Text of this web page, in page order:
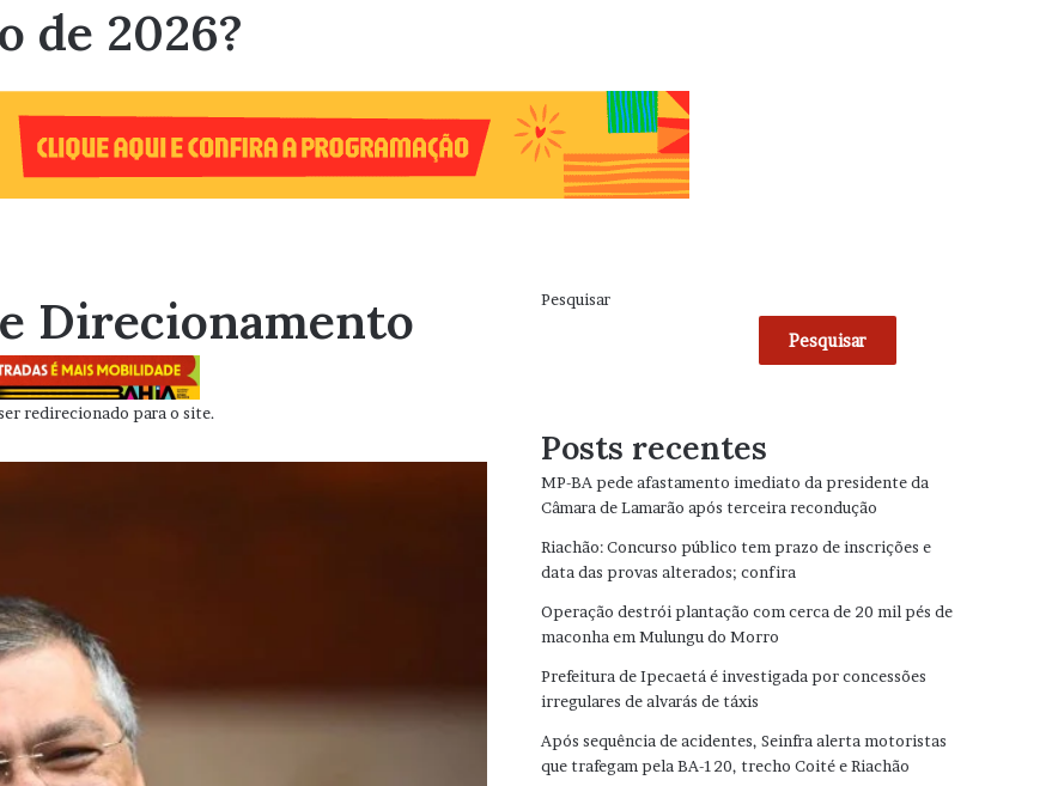
de 2026?
Direcionamento
redirecionado para o site.
Pesquisar
Pesquisar
Posts recentes
MP-BA pede afastamento imediato da presidente da
Câmara de Lamarão após terceira recondução
Riachão: Concurso público tem prazo de inscrições e
data das provas alterados; confira
Operação destrói plantação com cerca de 20 mil pés de
maconha em Mulungu do Morro
Prefeitura de Ipecaetá é investigada por concessões
irregulares de alvarás de táxis
Após sequência de acidentes, Seinfra alerta motoristas
que trafegam pela BA-120, trecho Coité e Riachão